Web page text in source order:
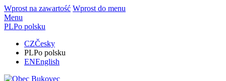
Wprost na zawartość Wprost do menu
Menu
PLPo polsku
CZČesky
PLPo polsku
ENEnglish